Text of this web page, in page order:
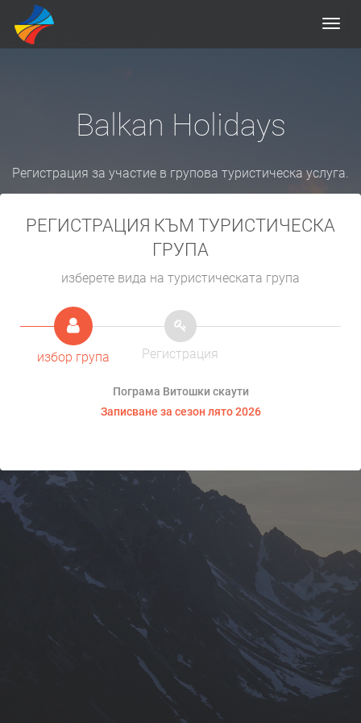
Balkan Holidays
Регистрация за участие в групова туристическа услуга.
РЕГИСТРАЦИЯ КЪМ ТУРИСТИЧЕСКА
ГРУПА
изберете вида на туристическата група
избор група Регистрация
Пограма Витошки скаути
Записване за сезон лято 2026